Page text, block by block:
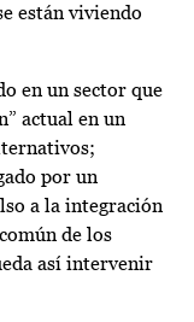
están viviendo
en un sector que
actual en un
por un
a la integración
de los
así intervenir